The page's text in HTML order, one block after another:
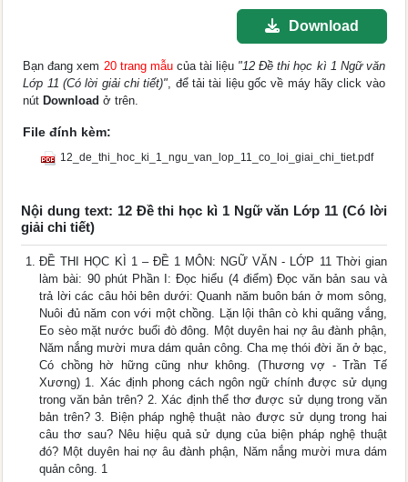
Download
Bạn đang xem 20 trang mẫucủa tài liệu "12 Đề thi học kì 1 Ngữ văn
Lớp 11 (Có lời giải chi tiết)", để tải tài liệu gốc về máy hãy click vào
nút Download ở trên.
File đính kèm:
12_de_thi_hoc_ki_1_ngu_van_lop_11_co_loi_giai_chi_tiet.pdf
Nội dung text: 12 Đề thi học kì 1 Ngữ văn Lớp 11 (Có lời
giải chi tiết)
ĐỀ THI HỌC KÌ 1 – ĐỀ 1 MÔN: NGỮ VĂN - LỚP 11 Thời gian
làm bài: 90 phút Phần I: Đọc hiểu (4 điểm) Đọc văn bản sau và
trả lời các câu hỏi bên dưới: Quanh năm buôn bán ở mom sông,
Nuôi đủ năm con với một chồng. Lặn lội thân cò khi quãng vắng,
Eo sèo mặt nước buổi đò đông. Một duyên hai nợ âu đành phận,
Năm nắng mười mưa dám quản công. Cha mẹ thói đời ăn ở bạc,
Có chồng hờ hững cũng như không. (Thương vợ - Trần Tế
Xương) 1. Xác định phong cách ngôn ngữ chính được sử dụng
trong văn bản trên? 2. Xác định thể thơ được sử dụng trong văn
bản trên? 3. Biện pháp nghệ thuật nào được sử dụng trong hai
câu thơ sau? Nêu hiệu quả sử dụng của biện pháp nghệ thuật
đó? Một duyên hai nợ âu đành phận, Năm nắng mười mưa dám
quản công. 1